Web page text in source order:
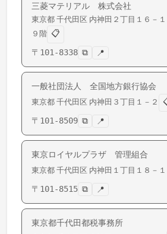
三菱マテリアル 株式会社
東京都 千代田区 内神田 ２丁目１６－
９階 📋
〒 101-8338 ⧉ 📍
一般社団法人 全国地方銀行協会
東京都 千代田区 内神田 ３丁目１－２
〒 101-8509 ⧉ 📍
東京ロイヤルプラザ 管理組合
東京都 千代田区 内神田 １丁目１８－１
〒 101-8515 ⧉ 📍
東京都千代田都税事務所